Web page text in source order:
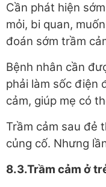
Cần phát hiện
mỏi, bi quan,
đoán sớm trầm
Bệnh nhân cần
phải làm sốc điện
cảm, giúp mẹ có
Trầm cảm sau đẻ
củng cố. Nhưng
8.3.Trầm cảm ở